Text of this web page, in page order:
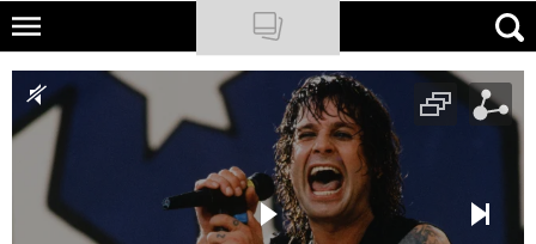
Skip
main
content
NATIONAL GEOGRAPHIC
TRAVELER
PODCASTY